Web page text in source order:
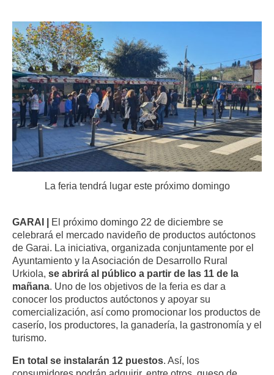
La feria tendrá lugar este próximo domingo
GARAI | El próximo domingo 22 de diciembre se
celebrará el mercado navideño de productos autóctonos
de Garai. La iniciativa, organizada conjuntamente por el
Ayuntamiento y la Asociación de Desarrollo Rural
Urkiola, se abrirá al público a partir de las 11 de la
mañana. Uno de los objetivos de la feria es dar a
conocer los productos autóctonos y apoyar su
comercialización, así como promocionar los productos de
caserío, los productores, la ganadería, la gastronomía y el
turismo.
En total se instalarán 12 puestos. Así, los